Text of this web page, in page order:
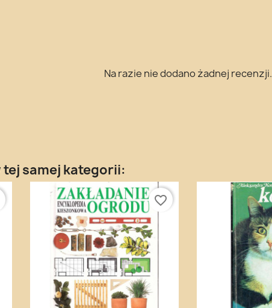
Na razie nie dodano żadnej recenzji.
samej kategorii:
favorite_border